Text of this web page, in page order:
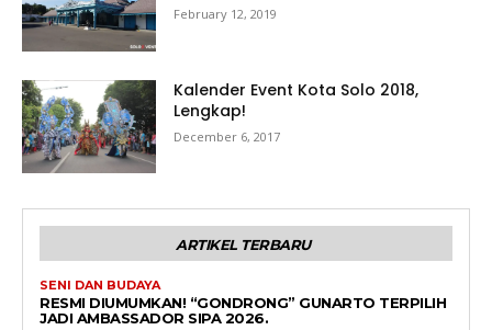
February 12, 2019
Kalender Event Kota Solo 2018,
Lengkap!
December 6, 2017
ARTIKEL TERBARU
SENI DAN BUDAYA
RESMI DIUMUMKAN! “GONDRONG” GUNARTO TERPILIH
JADI AMBASSADOR SIPA 2026.